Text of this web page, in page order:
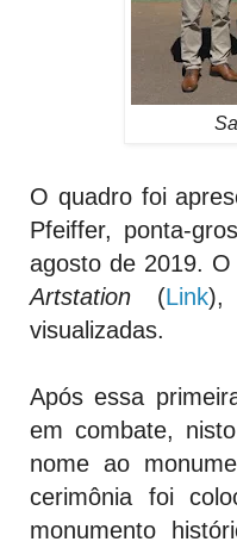
O quadro foi
Pfeiffer, ponta-
agosto de 2019.
Artstation (Link),
visualizadas.
Após essa
em combate,
nome ao
cerimônia foi
monumento